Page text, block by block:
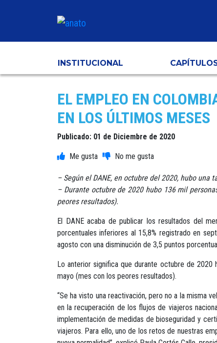
INSTITUCIONAL
EL EMPLEO EN
EN LOS ÚLTIMOS MESES
Publicado: 01 de Diciembre de 2020
– Según el DANE, en octubre del 2020, hubo
– Durante octubre de 2020 hubo 136 mil
peores resultados).
El DANE acaba de publicar los resultados del
porcentuales inferiores al 15,8% registrado en
agosto con una disminución de 3,5 puntos
Lo anterior significa que durante octubre de
mayo (mes con los peores resultados).
“Se ha visto una reactivación, pero no a la misma
en la recuperación de los flujos de viajeros
implementación de medidas de bioseguridad y
viajeros. Para ello, uno de los retos de nuestras